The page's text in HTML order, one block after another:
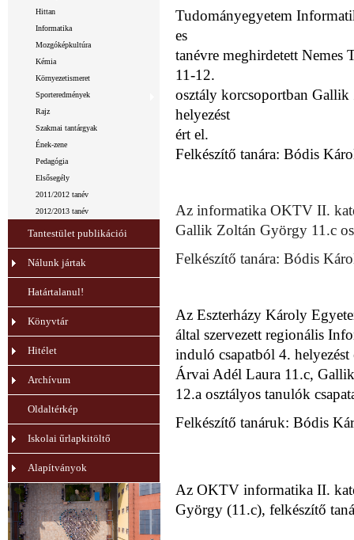
Hittan
Informatika
Mozgóképkultúra
Kémia
Környezetismeret
Sporteredmények
Rajz
Szakmai tantárgyak
Ének-zene
Pedagógia
Elsősegély
2011/2012 tanév
2012/2013 tanév
Tantestület publikációi
Nálunk jártak
Határtalanul!
Könyvtár
Hitélet
Archívum
Oldaltérkép
Iskolai űrlapkitöltő
Alapítványok
Tudományegyetem
es
tanévre meghirdetett Nemes
11-12.
osztály korcsoportban
helyezést
ért el.
Felkészítő tanára: Bódis
Az informatika OKTV II.
Gallik Zoltán György 11.c
Felkészítő tanára: Bódis
Az Eszterházy Károly
által szervezett regionális
induló csapatból 4. helyezést
Árvai Adél Laura 11.c,
12.a osztályos tanulók
Felkészítő tanáruk: Bódis
Az OKTV informatika II.
György (11.c), felkészítő